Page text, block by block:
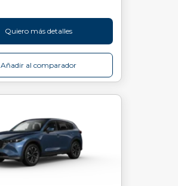
Quiero más detalles
Añadir al comparador